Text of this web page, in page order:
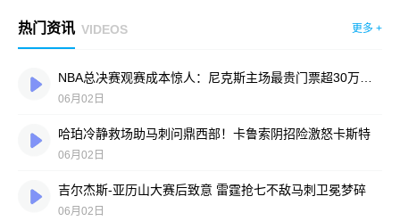
热门资讯 VIDEOS 更多 +
06月02日
哈珀冷静救场助马刺问鼎西部！卡鲁索阴招险激怒卡斯特
06月02日
吉尔杰斯-亚历山大赛后致意 雷霆抢七不敌马刺卫冕梦碎
06月02日